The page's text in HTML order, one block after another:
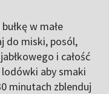
w małe
do miski, posól,
i całość
aby smaki
minutach zblenduj